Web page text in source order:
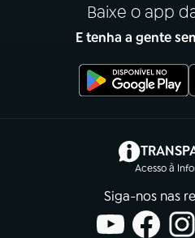
Baixe o app
E tenha a gente
Acesso à
Siga-nos nas